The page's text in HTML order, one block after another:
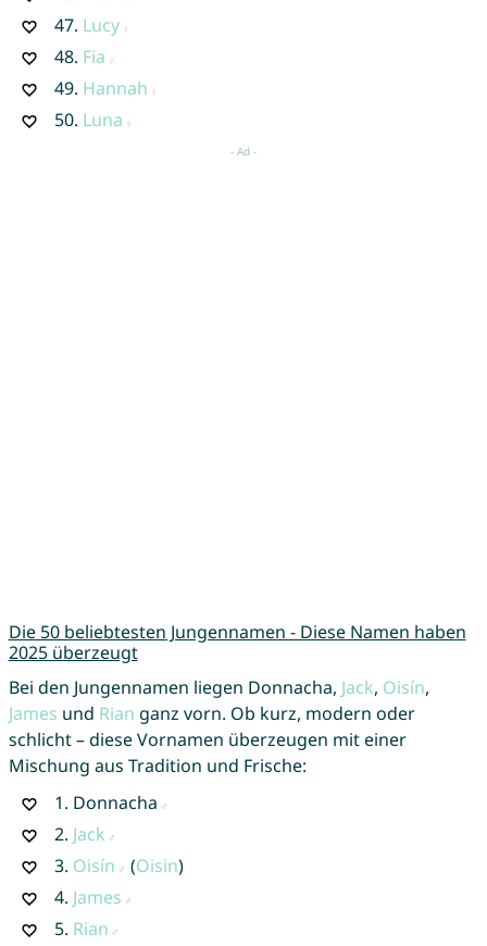
47. Lucy
48. Fia
49. Hannah
50. Luna
Die 50 beliebtesten Jungennamen - Diese Namen haben
2025 überzeugt
Bei den Jungennamen liegen Donnacha, Jack, Oisín,
James und Rian ganz vorn. Ob kurz, modern oder
schlicht – diese Vornamen überzeugen mit einer
Mischung aus Tradition und Frische:
1. Donnacha
2. Jack
3. Oisín (Oisin)
4. James
5. Rian